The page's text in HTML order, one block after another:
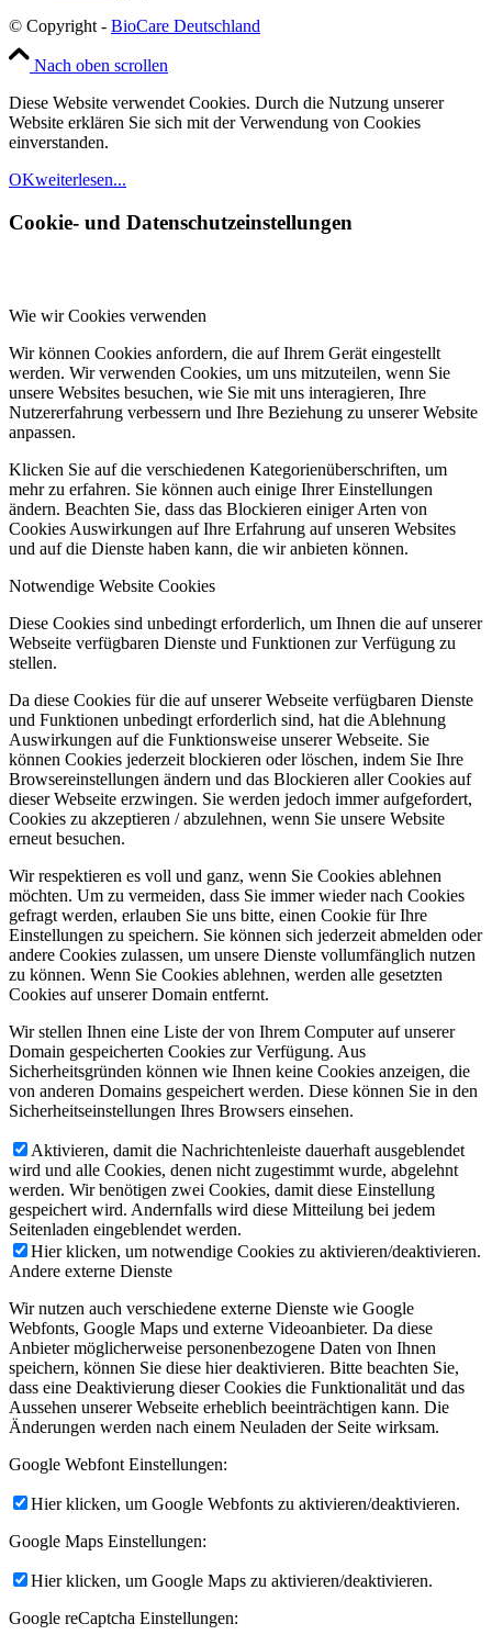
© Copyright - BioCare Deutschland
Nach oben scrollen
Diese Website verwendet Cookies. Durch die Nutzung unserer
Website erklären Sie sich mit der Verwendung von Cookies
einverstanden.
OKweiterlesen...
Cookie- und Datenschutzeinstellungen
Wie wir Cookies verwenden
Wir können Cookies anfordern, die auf Ihrem Gerät eingestellt
werden. Wir verwenden Cookies, um uns mitzuteilen, wenn Sie
unsere Websites besuchen, wie Sie mit uns interagieren, Ihre
Nutzererfahrung verbessern und Ihre Beziehung zu unserer Website
anpassen.
Klicken Sie auf die verschiedenen Kategorienüberschriften, um
mehr zu erfahren. Sie können auch einige Ihrer Einstellungen
ändern. Beachten Sie, dass das Blockieren einiger Arten von
Cookies Auswirkungen auf Ihre Erfahrung auf unseren Websites
und auf die Dienste haben kann, die wir anbieten können.
Notwendige Website Cookies
Diese Cookies sind unbedingt erforderlich, um Ihnen die auf unserer
Webseite verfügbaren Dienste und Funktionen zur Verfügung zu
stellen.
Da diese Cookies für die auf unserer Webseite verfügbaren Dienste
und Funktionen unbedingt erforderlich sind, hat die Ablehnung
Auswirkungen auf die Funktionsweise unserer Webseite. Sie
können Cookies jederzeit blockieren oder löschen, indem Sie Ihre
Browsereinstellungen ändern und das Blockieren aller Cookies auf
dieser Webseite erzwingen. Sie werden jedoch immer aufgefordert,
Cookies zu akzeptieren / abzulehnen, wenn Sie unsere Website
erneut besuchen.
Wir respektieren es voll und ganz, wenn Sie Cookies ablehnen
möchten. Um zu vermeiden, dass Sie immer wieder nach Cookies
gefragt werden, erlauben Sie uns bitte, einen Cookie für Ihre
Einstellungen zu speichern. Sie können sich jederzeit abmelden oder
andere Cookies zulassen, um unsere Dienste vollumfänglich nutzen
zu können. Wenn Sie Cookies ablehnen, werden alle gesetzten
Cookies auf unserer Domain entfernt.
Wir stellen Ihnen eine Liste der von Ihrem Computer auf unserer
Domain gespeicherten Cookies zur Verfügung. Aus
Sicherheitsgründen können wie Ihnen keine Cookies anzeigen, die
von anderen Domains gespeichert werden. Diese können Sie in den
Sicherheitseinstellungen Ihres Browsers einsehen.
Aktivieren, damit die Nachrichtenleiste dauerhaft ausgeblendet
wird und alle Cookies, denen nicht zugestimmt wurde, abgelehnt
werden. Wir benötigen zwei Cookies, damit diese Einstellung
gespeichert wird. Andernfalls wird diese Mitteilung bei jedem
Seitenladen eingeblendet werden.
Hier klicken, um notwendige Cookies zu aktivieren/deaktivieren.
Andere externe Dienste
Wir nutzen auch verschiedene externe Dienste wie Google
Webfonts, Google Maps und externe Videoanbieter. Da diese
Anbieter möglicherweise personenbezogene Daten von Ihnen
speichern, können Sie diese hier deaktivieren. Bitte beachten Sie,
dass eine Deaktivierung dieser Cookies die Funktionalität und das
Aussehen unserer Webseite erheblich beeinträchtigen kann. Die
Änderungen werden nach einem Neuladen der Seite wirksam.
Google Webfont Einstellungen:
Hier klicken, um Google Webfonts zu aktivieren/deaktivieren.
Google Maps Einstellungen:
Hier klicken, um Google Maps zu aktivieren/deaktivieren.
Google reCaptcha Einstellungen: